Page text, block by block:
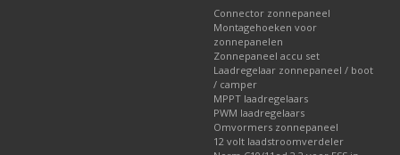
Connector zonnepaneel
Montagehoeken voor
zonnepanelen
Zonnepaneel accu set
Laadregelaar zonnepaneel / boot
/ camper
MPPT laadregelaars
PWM laadregelaars
Omvormers zonnepaneel
12 volt laadstroomverdeler